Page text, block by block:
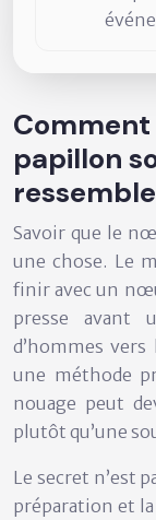
papillon
Savoir que le
une chose. Le
finir avec un
presse avant
d’hommes
une méthode
nouage peut
plutôt qu’une
Le secret n’est
préparation et